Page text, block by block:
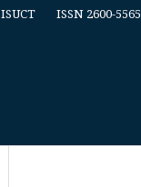
ISUCT ISSN 2600-5565